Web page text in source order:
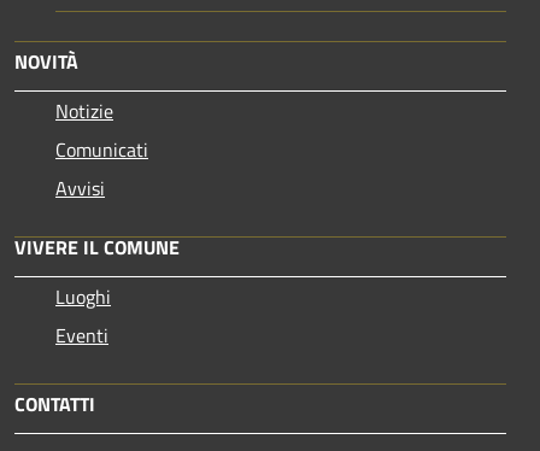
NOVITÀ
Notizie
Comunicati
Avvisi
VIVERE IL COMUNE
Luoghi
Eventi
CONTATTI